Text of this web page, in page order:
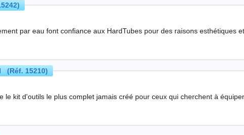
par eau font confiance aux HardTubes pour des raisons esthétiques
(Réf. 15210)
le kit d'outils le plus complet jamais créé pour ceux qui cherchent à